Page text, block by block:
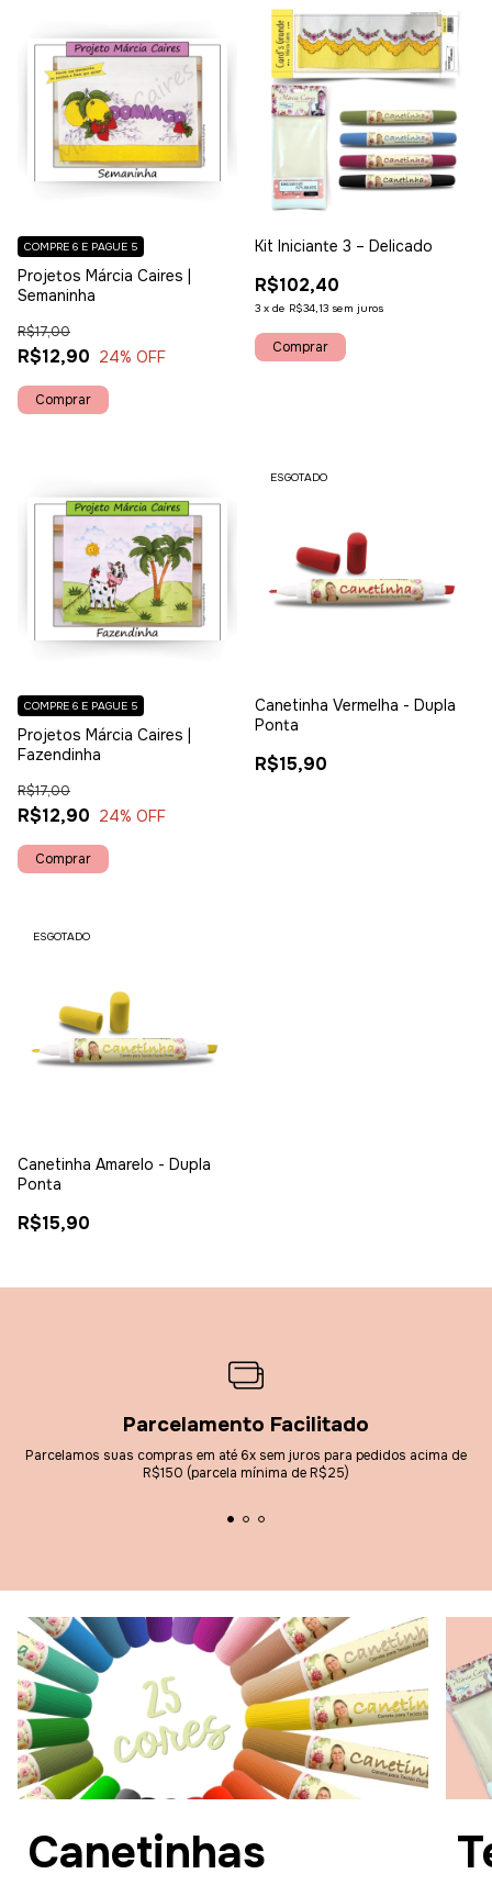
Projetos Márcia Caires |
Semaninha
R$12,90
R$17,00
24% OFF
COMPRE 6 E PAGUE 5 Kit Iniciante 3 – Delicado
R$102,40
3 x de R$34,13 sem juros
Projetos Márcia Caires |
Fazendinha
R$12,90
R$17,00
24% OFF
COMPRE 6 E PAGUE 5
ESGOTADO
Canetinha Vermelha - Dupla
Ponta
R$15,90
ESGOTADO
Canetinha Amarelo - Dupla
Ponta
R$15,90
Parcelamento Facilitado
Parcelamos suas compras em até 6x sem juros para pedidos acima de
R$150 (parcela mínima de R$25)
Canetinhas